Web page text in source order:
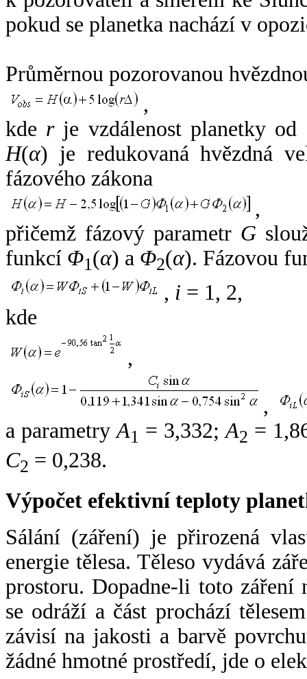
pokud se planetka nachází v
Průměrnou pozorovanou
,
kde rje vzdálenost planetky od
H(α) je redukovaná hvězdná
fázového zákona
,
přičemž fázový parametr G
funkcí Φ1(α) a Φ2(α). Fázovou
, i = 1, 2,
kde
,
,
a parametryA1 = 3,332;A2 =
C2 = 0,238.
Výpočet efektivní teploty
Sálání (záření) je přirozená
energie tělesa. Těleso vydává
prostoru. Dopadne-li toto záření
se odráží a část prochází
závisí na jakosti a barvě
žádné hmotné prostředí, jde o